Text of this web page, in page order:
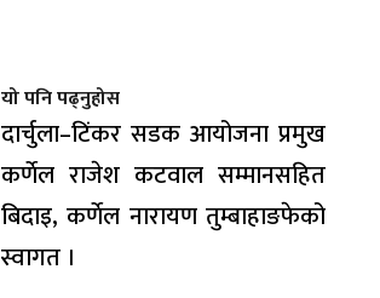
यो पनि पढ्नुहोस
दार्चुला–टिंकर सडक आयोजना प्रमुख
कर्णेल राजेश कटवाल सम्मानसहित
बिदाइ, कर्णेल नारायण तुम्बाहाङफेको
स्वागत ।